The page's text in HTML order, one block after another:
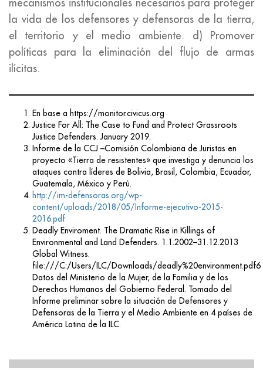
la vida de los defensores y defensoras de la tierra,
el territorio y el medio ambiente. d) Promover
políticas para la eliminación del flujo de armas
ilícitas.
En base a https://monitor.civicus.org
Justice For All: The Case to Fund and Protect Grassroots
Justice Defenders. January 2019.
Informe de la CCJ –Comisión Colombiana de Juristas en
proyecto «Tierra de resistentes» que investiga y denuncia los
ataques contra líderes de Bolivia, Brasil, Colombia, Ecuador,
Guatemala, México y Perú.
http://im-defensoras.org/wp-
content/uploads/2018/05/Informe-ejecutivo-2015-
2016.pdf
Deadly Enviroment. The Dramatic Rise in Killings of
Environmental and Land Defenders. 1.1.2002–31.12.2013
Global Witness.
file:///C:/Users/ILC/Downloads/deadly%20environment.pdf6
Datos del Ministerio de la Mujer, de la Familia y de los
Derechos Humanos del Gobierno Federal. Tomado del
Informe preliminar sobre la situación de Defensores y
Defensoras de la Tierra y el Medio Ambiente en 4 países de
América Latina de la ILC.